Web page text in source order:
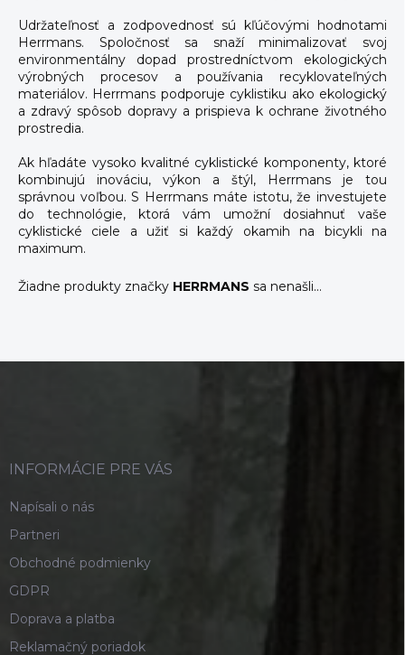
Udržateľnosť a zodpovednosť sú kľúčovými hodnotami
Herrmans. Spoločnosť sa snaží minimalizovať svoj
environmentálny dopad prostredníctvom ekologických
výrobných procesov a používania recyklovateľných
materiálov. Herrmans podporuje cyklistiku ako ekologický
a zdravý spôsob dopravy a prispieva k ochrane životného
prostredia.
Ak hľadáte vysoko kvalitné cyklistické komponenty, ktoré
kombinujú inováciu, výkon a štýl, Herrmans je tou
správnou voľbou. S Herrmans máte istotu, že investujete
do technológie, ktorá vám umožní dosiahnuť vaše
cyklistické ciele a užiť si každý okamih na bicykli na
maximum.
Žiadne produkty značky HERRMANS sa nenašli...
INFORMÁCIE PRE VÁS
Napísali o nás
Partneri
Obchodné podmienky
GDPR
Doprava a platba
Reklamačný poriadok